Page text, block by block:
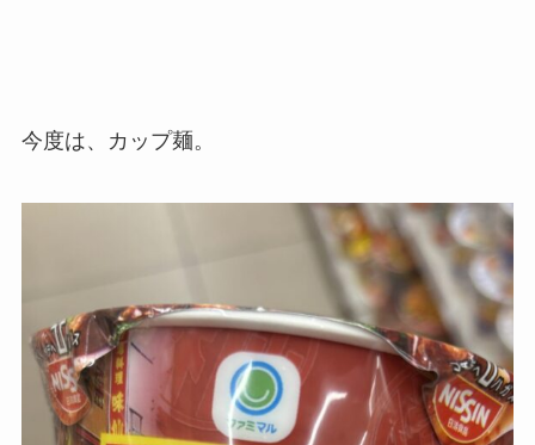
今度は、カップ麺。